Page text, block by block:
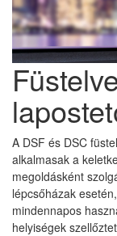
A DSF és DSC
alkalmasak a
megoldásként
lépcsőházak
mindennapos
helyiségek